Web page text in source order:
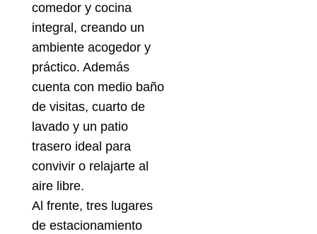
comedor y cocina
integral, creando un
ambiente acogedor y
práctico. Además
cuenta con medio baño
de visitas, cuarto de
lavado y un patio
trasero ideal para
convivir o relajarte al
aire libre.
Al frente, tres lugares
de estacionamiento